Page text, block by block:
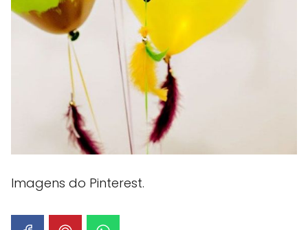
Imagens do Pinterest.